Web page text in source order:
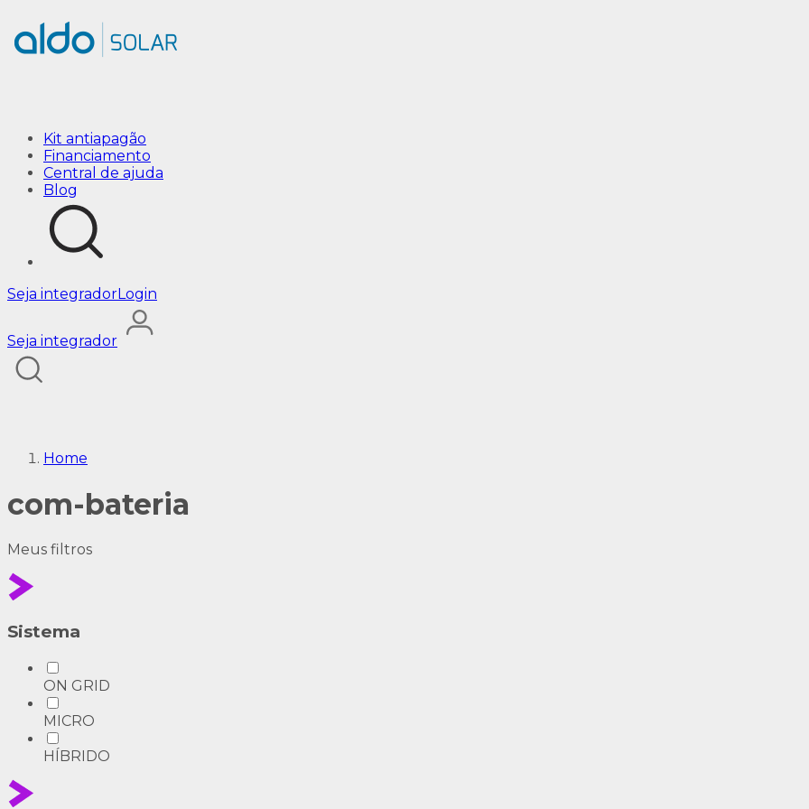
Kit antiapagão
Financiamento
Central de ajuda
Blog
Seja integradorLogin
Seja integrador
Home
com-bateria
Meus filtros
Sistema
ON GRID
MICRO
HÍBRIDO